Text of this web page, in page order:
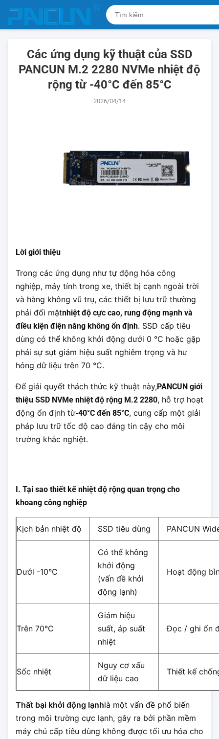
Các ứng dụng kỹ thuật của SSD
PANCUN M.2 2280 NVMe nhiệt độ
rộng từ -40°C đến 85°C
2026/04/14
Lời giới thiệu
Trong các ứng dụng như tự động hóa công
nghiệp, máy tính trong xe, thiết bị cạnh ngoài trời
và hàng không vũ trụ, các thiết bị lưu trữ thường
phải đối mặtnhiệt độ cực cao, rung động mạnh và
điều kiện điện năng không ổn định. SSD cấp tiêu
dùng có thể không khởi động dưới 0 °C hoặc gặp
phải sự sụt giảm hiệu suất nghiêm trọng và hư
hỏng dữ liệu trên 70 °C.
Để giải quyết thách thức kỹ thuật này,PANCUN giới
thiệu SSD NVMe nhiệt độ rộng M.2 2280, hỗ trợ hoạt
động ổn định từ-40°C đến 85°C, cung cấp một giải
pháp lưu trữ tốc độ cao đáng tin cậy cho môi
trường khắc nghiệt.
I. Tại sao thiết kế nhiệt độ rộng quan trọng cho
khoang công nghiệp
Kịch bản nhiệt độ SSD tiêu dùng PANCUN
Dưới -10°C
Có thể không
khởi động
(vấn đề khởi
động lạnh)
Hoạt động
Trên 70°C
Giảm hiệu
suất, áp suất
nhiệt
Đọc / ghi ổn
Sốc nhiệt
Nguy cơ xấu
dữ liệu cao
Thiết kế
Thất bại khởi động lạnhlà một vấn đề phổ biến
trong môi trường cực lạnh, gây ra bởi phần mềm
máy chủ cấp tiêu dùng không được tối ưu hóa cho